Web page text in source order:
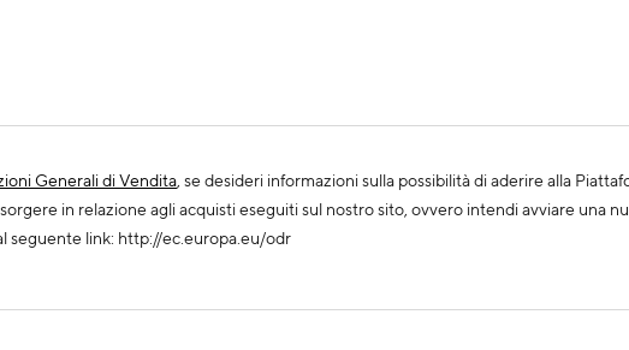
Generali di Vendita , se desideri informazioni sulla possibilità di aderire alla
in relazione agli acquisti eseguiti sul nostro sito, ovvero intendi avviare una
seguente link: http://ec.europa.eu/odr